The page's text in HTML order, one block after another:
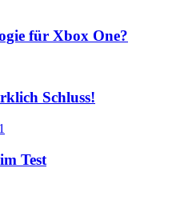
für Xbox One?
Schluss!
1
Test